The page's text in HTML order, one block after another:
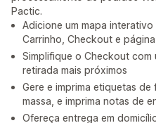
Pactic.
Adicione um mapa
Carrinho, Checkout e
Simplifique o Checkout
retirada mais próximos
Gere e imprima etiquetas
massa, e imprima notas de
Ofereça entrega em